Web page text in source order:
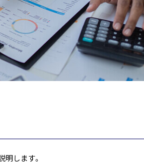
します。